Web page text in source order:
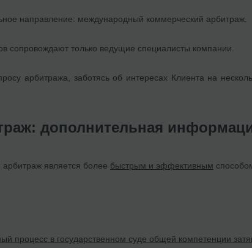
направление: международный коммерческий арбитраж.
сопровождают только ведущие специалисты компании.
арбитража, заботясь об интересах Клиента на
дополнительная
является более быстрым и эффективным
процесс в государственном суде общей компетенции